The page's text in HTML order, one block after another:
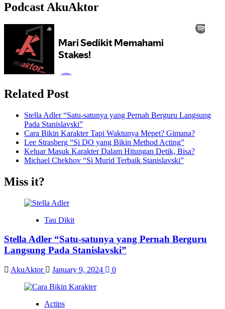
Podcast AkuAktor
Related Post
Stella Adler “Satu-satunya yang Pernah Berguru Langsung
Pada Stanislavski”
Cara Bikin Karakter Tapi Waktunya Mepet? Gimana?
Lee Strasberg “Si DO yang Bikin Method Acting”
Keluar Masuk Karakter Dalam Hitungan Detik, Bisa?
Michael Chekhov “Si Murid Terbaik Stanislavski”
Miss it?
Tau Dikit
Stella Adler “Satu-satunya yang Pernah Berguru
Langsung Pada Stanislavski”
AkuAktor January 9, 2024 0
Actips